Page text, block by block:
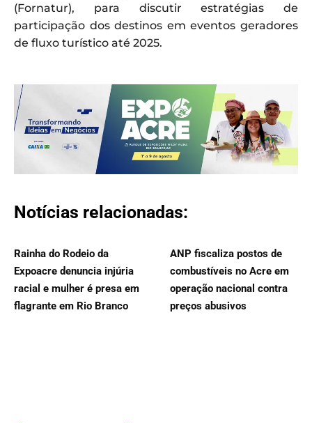
(Fornatur), para discutir estratégias de
participação dos destinos em eventos geradores
de fluxo turístico até 2025.
Notícias relacionadas:
Rainha do Rodeio da
Expoacre denuncia injúria
racial e mulher é presa em
flagrante em Rio Branco
ANP fiscaliza postos de
combustíveis no Acre em
operação nacional contra
preços abusivos